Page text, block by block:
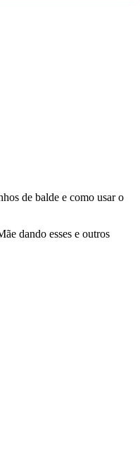
de balde e como usar o
dando esses e outros